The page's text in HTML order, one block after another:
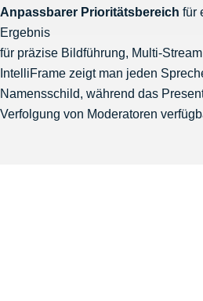
Anpassbarer Prioritätsbereich für
Ergebnis
für präzise Bildführung, Multi-
IntelliFrame zeigt man jeden
Namensschild, während das
Verfolgung von Moderatoren